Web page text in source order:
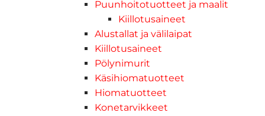
Puunhoitotuotteet ja maalit
Kiillotusaineet
Alustallat ja välilaipat
Kiillotusaineet
Pölynimurit
Käsihiomatuotteet
Hiomatuotteet
Konetarvikkeet